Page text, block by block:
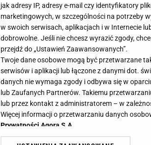
jak adresy IP, adresy e-mail czy identyfikatory
marketingowych, w szczególności na potrzeby
w swoich serwisach, aplikacjach i w Internecie
dobrowolne. Jeśli nie chcesz wyrazić zgody,
przejdź do „Ustawień Zaawansowanych”.
Twoje dane osobowe mogą być przetwarzane
serwisów i aplikacji lub łączone z danymi dot.
danych nie wymaga zgody i odbywa się w
lub Zaufanych Partnerów. Takiemu
lub przez kontakt z administratorem – w
Więcej informacji o przetwarzaniu danych
Prywatności Agora S.A.